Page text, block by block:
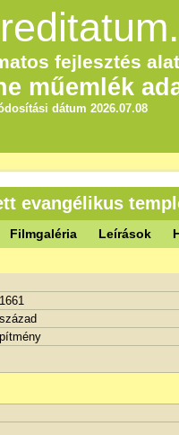
fejlesztés
műemlék
dátum 2026.07.08
evangélikus
Filmgaléria Leírások